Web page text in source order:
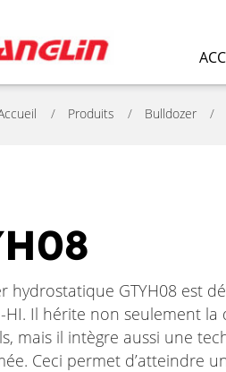
Produits Bulldozer
hydrostatique GTYH08 est
HI. Il hérite non seulement
mais il intègre aussi une
Ceci permet d’atteindre